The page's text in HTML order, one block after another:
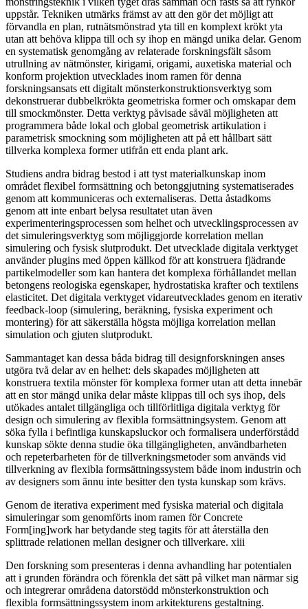
uppstår. Tekniken utmärks främst av att den gör det möjligt att
förvandla en plan, rutnätsmönstrad yta till en komplext krökt yta
utan att behöva klippa till och sy ihop en mängd unika delar. Genom
en systematisk genomgång av relaterade forskningsfält såsom
utrullning av nätmönster, kirigami, origami, auxetiska material och
konform projektion utvecklades inom ramen för denna
forskningsansats ett digitalt mönsterkonstruktionsverktyg som
dekonstruerar dubbelkrökta geometriska former och omskapar dem
till smockmönster. Detta verktyg påvisade såväl möjligheten att
programmera både lokal och global geometrisk artikulation i
parametrisk smockning som möjligheten att på ett hållbart sätt
tillverka komplexa former utifrån ett enda plant ark.
Studiens andra bidrag bestod i att tyst materialkunskap inom
området flexibel formsättning och betonggjutning systematiserades
genom att kommuniceras och externaliseras. Detta åstadkoms
genom att inte enbart belysa resultatet utan även
experimenteringsprocessen som helhet och utvecklingsprocessen av
det simuleringsverktyg som möjliggjorde korrelation mellan
simulering och fysisk slutprodukt. Det utvecklade digitala verktyget
använder plugins med öppen källkod för att konstruera fjädrande
partikelmodeller som kan hantera det komplexa förhållandet mellan
betongens reologiska egenskaper, hydrostatiska krafter och textilens
elasticitet. Det digitala verktyget vidareutvecklades genom en iterativ
feedback-loop (simulering, beräkning, fysiska experiment och
montering) för att säkerställa högsta möjliga korrelation mellan
simulation och gjuten slutprodukt.
Sammantaget kan dessa båda bidrag till designforskningen anses
utgöra två delar av en helhet: dels skapades möjligheten att
konstruera textila mönster för komplexa former utan att detta innebär
att en stor mängd unika delar måste klippas till och sys ihop, dels
utökades antalet tillgängliga och tillförlitliga digitala verktyg för
design och simulering av flexibla formsättningsystem. Genom att
söka fylla i befintliga kunskapsluckor och formalisera underförstådd
kunskap sökte denna studie öka tillgängligheten, användbarheten
och repeterbarheten för de tillverkningsmetoder som används vid
tillverkning av flexibla formsättningssystem både inom industrin och
av designers som ännu inte besitter den tysta kunskap som krävs.
Genom de iterativa experiment med fysiska material och digitala
simuleringar som genomförts inom ramen för Concrete
Form[ing]work har betydande steg tagits för att återställa den
splittrade relationen mellan designer och tillverkare. xiii
Den forskning som presenteras i denna avhandling har potentialen
att i grunden förändra och förenkla det sätt på vilket man närmar sig
och integrerar områdena datorstödd mönsterkonstruktion och
flexibla formsättningssystem inom arkitekturens gestaltning.